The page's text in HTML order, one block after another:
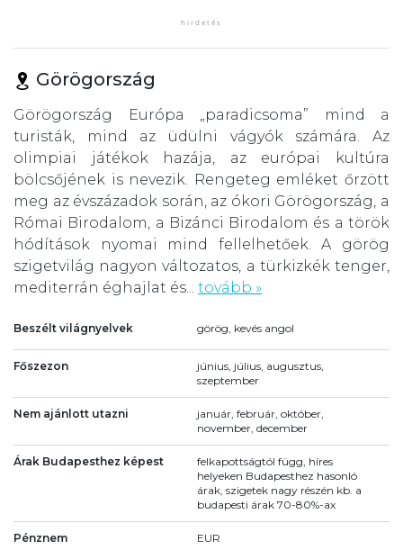
Görögország
Görögország Európa „paradicsoma” mind a
turisták, mind az üdülni vágyók számára. Az
olimpiai játékok hazája, az európai kultúra
bölcsőjének is nevezik. Rengeteg emléket őrzött
meg az évszázadok során, az ókori Görögország, a
Római Birodalom, a Bizánci Birodalom és a török
hódítások nyomai mind fellelhetőek. A görög
szigetvilág nagyon változatos, a türkizkék tenger,
mediterrán éghajlat és... tovább »
Beszélt világnyelvek görög, kevés angol
Főszezon
június, július, augusztus,
szeptember
Nem ajánlott utazni
január, február, október,
november, december
Árak Budapesthez képest
felkapottságtól függ, híres
helyeken Budapesthez hasonló
árak, szigetek nagy részén kb. a
budapesti árak 70-80%-ax
Pénznem EUR